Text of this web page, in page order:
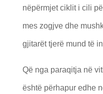
nëpërmjet ciklit i cili
mes zogjve dhe
gjitarët tjerë mund të
Që nga paraqitja në
është përhapur edhe